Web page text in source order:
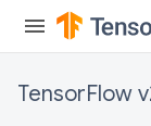
TensorFlow